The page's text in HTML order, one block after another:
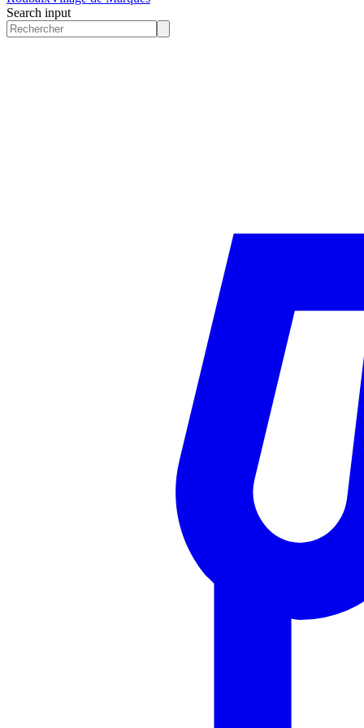
Search input